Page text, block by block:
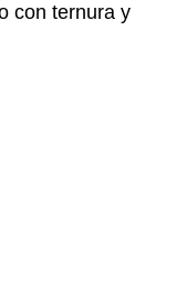
con ternura y